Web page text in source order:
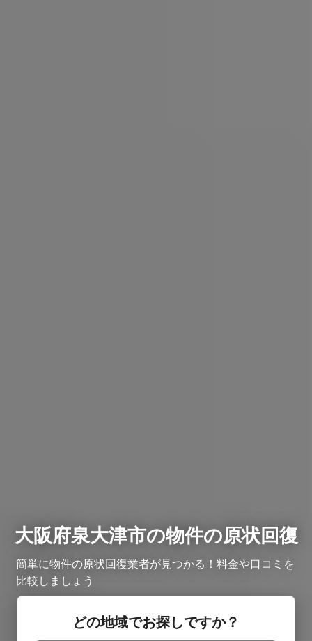
大阪府泉大津市の物件の原状回復
簡単に物件の原状回復業者が見つかる！料金や口コミを
比較しましょう
どの地域でお探しですか？